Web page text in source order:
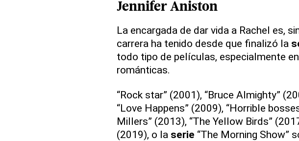
Jennifer Aniston
La encargada de dar vida a Rachel es,
carrera ha tenido desde que finalizó la
todo tipo de películas, especialmente
románticas.
“Rock star” (2001), “Bruce Almighty”
“Love Happens” (2009), “Horrible
Millers” (2013), “The Yellow Birds”
(2019), o la serie “The Morning Show”